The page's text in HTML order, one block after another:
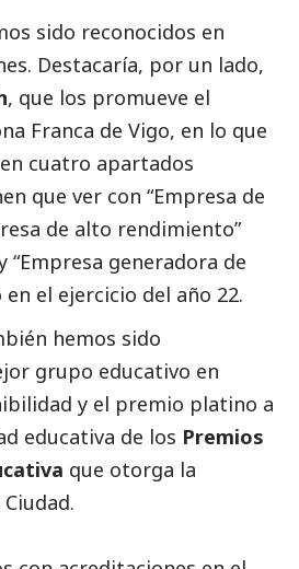
sido reconocidos en
Destacaría, por un lado,
, que los promueve el
Franca de Vigo, en lo que
cuatro apartados
que ver con “Empresa de
de alto rendimiento”
“Empresa generadora de
el ejercicio del año 22.
hemos sido
grupo educativo en
y el premio platino a
educativa de los Premios
que otorga la